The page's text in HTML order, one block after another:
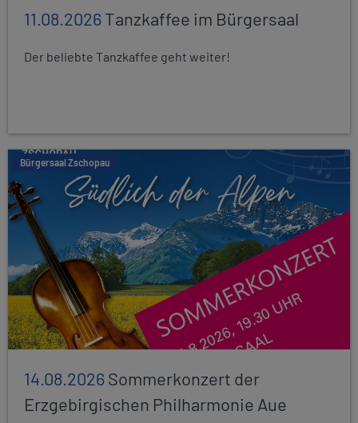
11.08.2026Tanzkaffee im Bürgersaal
Der beliebte Tanzkaffee geht weiter!
Bürgersaal Zschopau
14.08.2026Sommerkonzert der
Erzgebirgischen Philharmonie Aue